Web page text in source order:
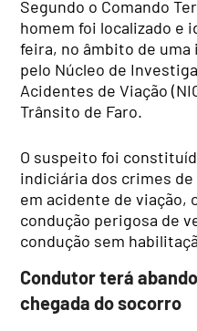
Segundo o Comando
homem foi localizado e
feira, no âmbito de
pelo Núcleo de
Acidentes de Viação
Trânsito de Faro.
O suspeito foi
indiciária dos crimes
em acidente de viação,
condução perigosa de
condução sem
Condutor terá
chegada do socorro